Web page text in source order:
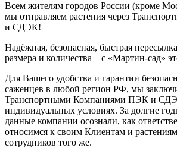
Всем жителям городов России (кроме
мы отправляем растения через
и СДЭК!
Надёжная, безопасная, быстрая
размера и количества – с «Мартин-сад»
Для Вашего удобства и гарантии
саженцев в любой регион РФ, мы
Транспортными Компаниями ПЭК и
индивидуальных условиях. За долгие
данные компании осознали, как
относимся к своим Клиентам и
сотрудников того же.